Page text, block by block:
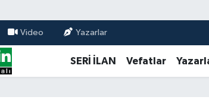
Video Yazarlar
SERİ İLAN Vefatlar